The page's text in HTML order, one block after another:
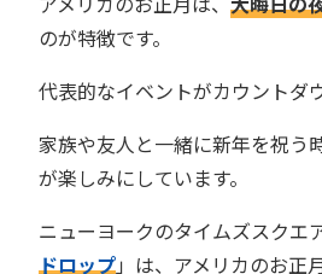
のが特徴です。
代表的なイベントがカウントダ
家族や友人と一緒に新年を祝う
が楽しみにしています。
ニューヨークのタイムズスクエ
ドロップ」は、アメリカのお正